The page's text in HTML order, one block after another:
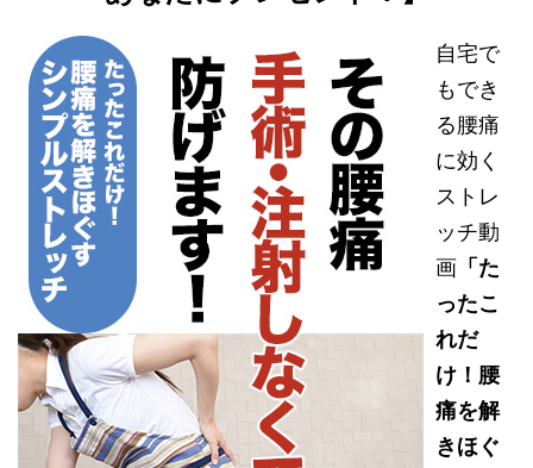
自宅で
もでき
る腰痛
に効く
ストレ
ッチ動
画 「た
ったこ
れだ
け！腰
痛を解
きほぐ